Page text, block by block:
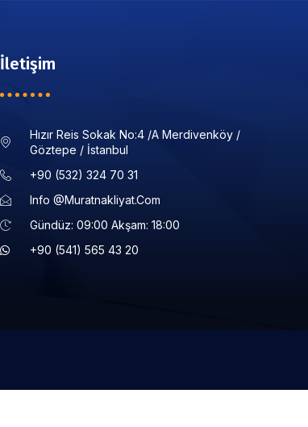
İletişim
Hızır Reis Sokak No:4 /a Merdivenköy /
Göztepe / İstanbul
+90 (532) 324 70 31
Info @muratnakliyat.com
Gündüz: 09:00 Akşam: 18:00
+90 (541) 565 43 20